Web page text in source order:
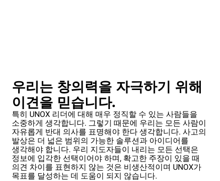
우리는 창의력을 자극하기 위해
이견을 믿습니다.
특히 UNOX 리더에 대해 매우 정직할 수 있는 사람들을
소중하게 생각합니다. 그렇기 때문에 우리는 모든 사람이
자유롭게 반대 의사를 표명해야 한다 생각합니다. 사고의
발상은 더 넓은 범위의 가능한 솔루션과 아이디어를
생각해야 합니다. 우리 지도자들이 내리는 모든 선택은
정보에 입각한 선택이어야 하며, 확고한 주장이 있을 때
의견 차이를 표현하지 않는 것은 비생산적이며 UNOX가
목표를 달성하는 데 도움이 되지 않습니다.